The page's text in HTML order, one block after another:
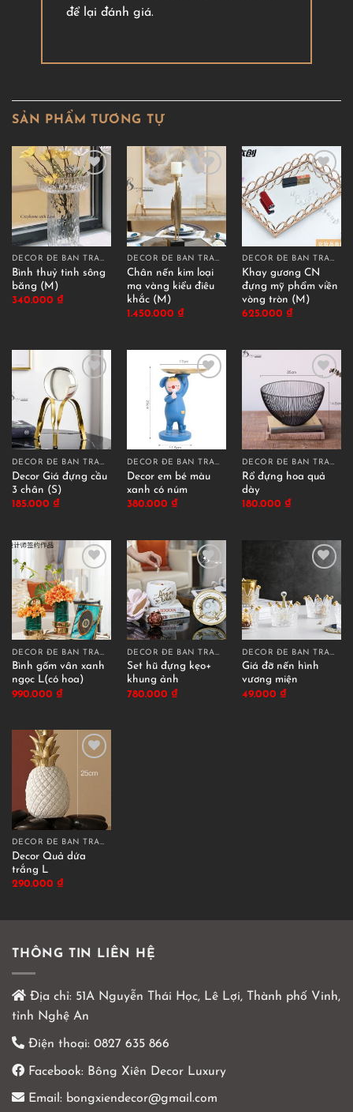
để lại đánh giá.
SẢN PHẨM TƯƠNG TỰ
DECOR ĐỂ BÀN TRANG TRÍ
Bình thuỷ tinh sông
băng (M)
340.000 ₫
DECOR ĐỂ BÀN TRANG TRÍ
Chân nến kim loại
mạ vàng kiểu điêu
khắc (M)
1.450.000 ₫
DECOR ĐỂ BÀN TRANG TRÍ
Khay gương CN
đựng mỹ phẩm viền
vòng tròn (M)
625.000 ₫
DECOR ĐỂ BÀN TRANG TRÍ
Decor Giá đựng cầu
3 chân (S)
185.000 ₫
DECOR ĐỂ BÀN TRANG TRÍ
Decor em bé màu
xanh có núm
380.000 ₫
DECOR ĐỂ BÀN TRANG TRÍ
Rổ đựng hoa quả
dày
180.000 ₫
DECOR ĐỂ BÀN TRANG TRÍ
Bình gốm vân xanh
ngọc L(có hoa)
990.000 ₫
DECOR ĐỂ BÀN TRANG TRÍ
Set hũ đựng kẹo+
khung ảnh
780.000 ₫
DECOR ĐỂ BÀN TRANG TRÍ
Giá đỡ nến hình
vương miện
49.000 ₫
DECOR ĐỂ BÀN TRANG TRÍ
Decor Quả dứa
trắng L
290.000 ₫
THÔNG TIN LIÊN HỆ
Địa chỉ: 51A Nguyễn Thái Học, Lê Lợi, Thành phố Vinh,
tỉnh Nghệ An
Điện thoại: 0827 635 866
Facebook: Bông Xiên Decor Luxury
Email: bongxiendecor@gmail.com